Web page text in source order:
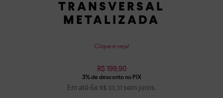
TRANSVERSAL
METALIZADA
Clique e veja!
R$ 199,90
Em até 6x R$ 33,31 sem juros.